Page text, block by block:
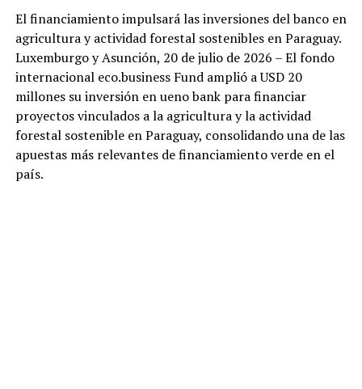
El financiamiento impulsará las inversiones del banco en
agricultura y actividad forestal sostenibles en Paraguay.
Luxemburgo y Asunción, 20 de julio de 2026 – El fondo
internacional eco.business Fund amplió a USD 20
millones su inversión en ueno bank para financiar
proyectos vinculados a la agricultura y la actividad
forestal sostenible en Paraguay, consolidando una de las
apuestas más relevantes de financiamiento verde en el
país.